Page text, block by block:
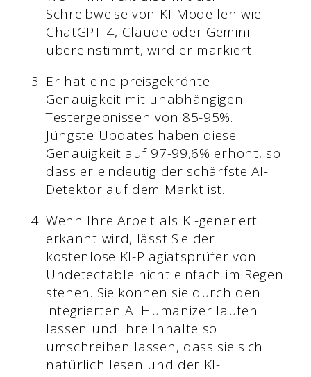
Schreibweise von KI-Modellen wie
ChatGPT-4, Claude oder Gemini
übereinstimmt, wird er markiert.
Er hat eine preisgekrönte
Genauigkeit mit unabhängigen
Testergebnissen von 85-95%.
Jüngste Updates haben diese
Genauigkeit auf 97-99,6% erhöht, so
dass er eindeutig der schärfste AI-
Detektor auf dem Markt ist.
Wenn Ihre Arbeit als KI-generiert
erkannt wird, lässt Sie der
kostenlose KI-Plagiatsprüfer von
Undetectable nicht einfach im Regen
stehen. Sie können sie durch den
integrierten AI Humanizer laufen
lassen und Ihre Inhalte so
umschreiben lassen, dass sie sich
natürlich lesen und der KI-